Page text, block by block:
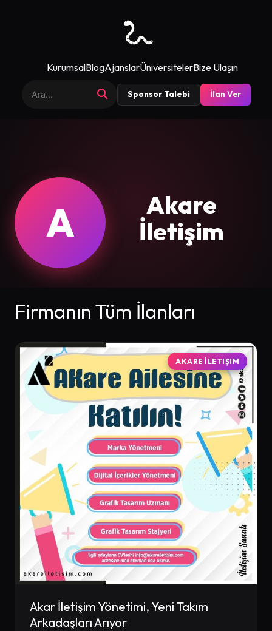
KurumsalBlogAjanslarÜniversitelerBize Ulaşın
Sponsor Talebi İlan Ver
A
Akare
İletişim
Firmanın Tüm İlanları
AKARE İLETIŞIM
Akar İletişim Yönetimi, Yeni Takım
Arkadaşları Arıyor